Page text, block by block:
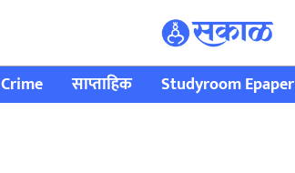
Crime साप्ताहिक Studyroom Epaper